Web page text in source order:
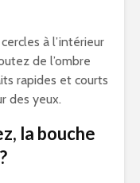
à l’intérieur
de l’ombre
rapides et courts
des yeux.
la bouche